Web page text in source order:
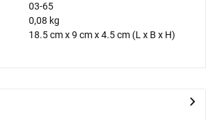
03-65
0,08 kg
18.5 cmx9 cmx4.5 cm (L x B x H)